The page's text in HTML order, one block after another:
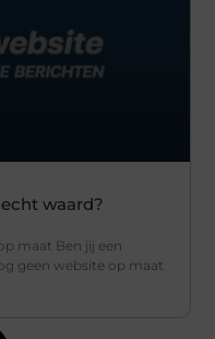
waard?
maat Ben jij een
geen website op maat